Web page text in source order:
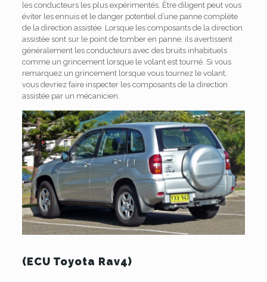
les conducteurs les plus expérimentés. Être diligent peut vous
éviter les ennuis et le danger potentiel d’une panne complète
de la direction assistée. Lorsque les composants de la direction
assistée sont sur le point de tomber en panne, ils avertissent
généralement les conducteurs avec des bruits inhabituels
comme un grincement lorsque le volant est tourné. Si vous
remarquez un grincement lorsque vous tournez le volant,
vous devriez faire inspecter les composants de la direction
assistée par un mécanicien.
(ECU Toyota Rav4)